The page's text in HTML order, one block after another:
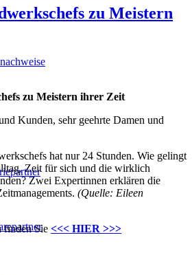
zu Meistern
zu Meistern ihrer Zeit
Kunden, sehr geehrte Damen und
hat nur 24 Stunden. Wie gelingt
Zeit für sich und die wirklich
Zwei Expertinnen erklären die
(Quelle: Eileen
finden Sie <<< HIER >>>